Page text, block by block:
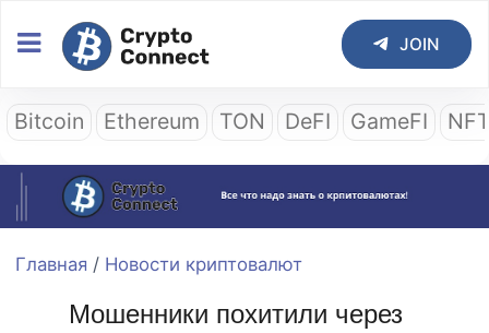
JOIN
Bitcoin Ethereum TON DeFI GameFI
Главная / Новости криптовалют
Мошенники похитили через